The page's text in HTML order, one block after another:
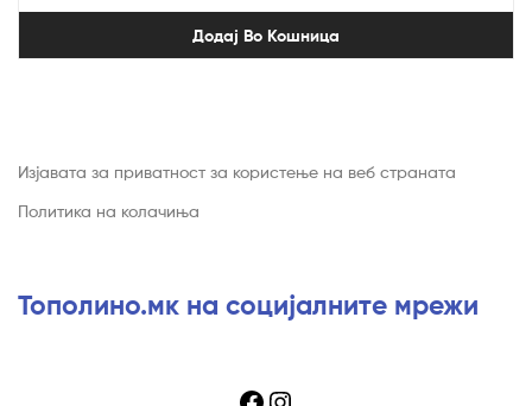
Додај Во Кошница
Изјавата за приватност за користење на веб страната
Политика на колачиња
Тополино.мк на социјалните мрежи